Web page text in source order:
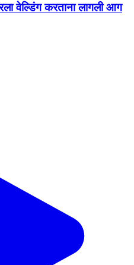
वेल्डिंग करताना लागली आग